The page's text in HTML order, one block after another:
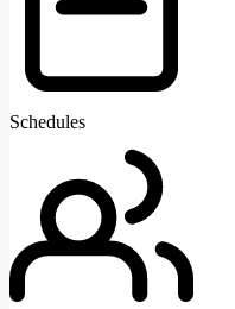
Schedules